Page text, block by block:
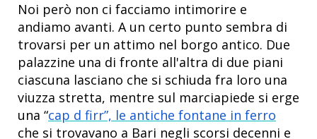
Noi però non ci facciamo intimorire e
andiamo avanti. A un certo punto sembra di
trovarsi per un attimo nel borgo antico. Due
palazzine una di fronte all'altra di due piani
ciascuna lasciano che si schiuda fra loro una
viuzza stretta, mentre sul marciapiede si erge
una “cap d firr”, le antiche fontane in ferro
che si trovavano a Bari negli scorsi decenni e